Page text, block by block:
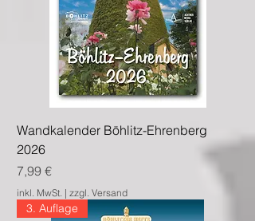
Wandkalender Böhlitz-Ehrenberg
2026
Preis
7,99 €
inkl. MwSt. | zzgl. Versand
3. Auflage